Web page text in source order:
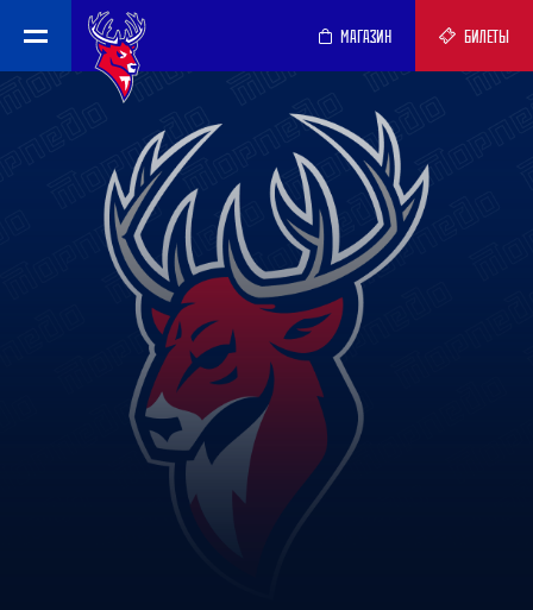
МАГАЗИН БИЛЕТЫ